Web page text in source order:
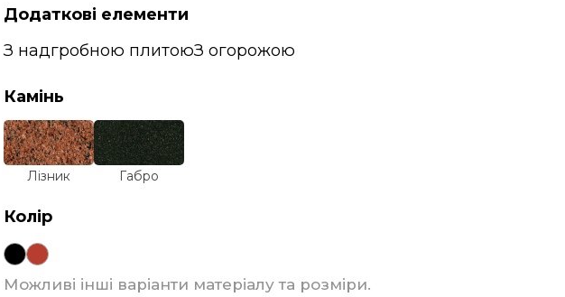
Додаткові елементи
З надгробною плитоюЗ огорожою
Камінь
Лізник Габро
Колір
Можливі інші варіанти матеріалу та розміри.